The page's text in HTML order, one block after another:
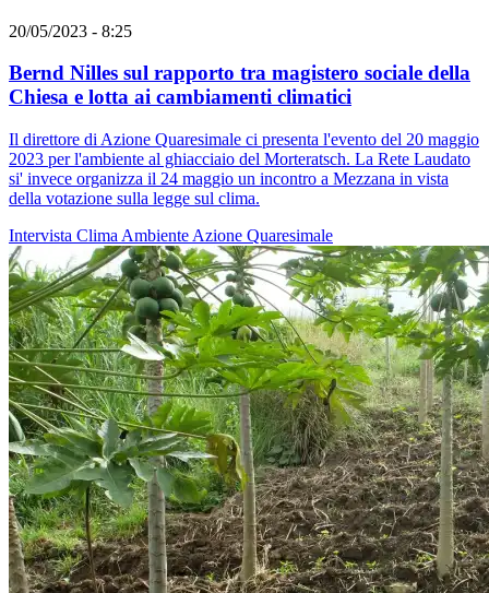
20/05/2023 - 8:25
Bernd Nilles sul rapporto tra magistero sociale della
Chiesa e lotta ai cambiamenti climatici
Il direttore di Azione Quaresimale ci presenta l'evento del 20 maggio
2023 per l'ambiente al ghiacciaio del Morteratsch. La Rete Laudato
si' invece organizza il 24 maggio un incontro a Mezzana in vista
della votazione sulla legge sul clima.
Intervista Clima Ambiente Azione Quaresimale